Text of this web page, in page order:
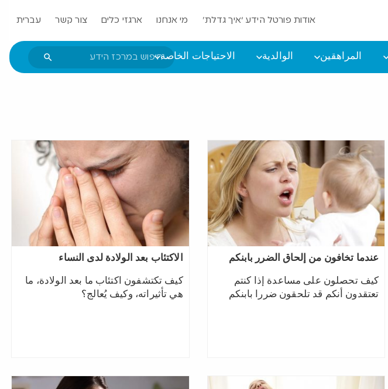
אודות פורטל הידע ‘איך גדלת’ מי אנחנו ארגזי כלים צור קשר עברית
المراهقين الوالدية الاحتياجات الخاصة
عندما تخافون من إلحاق الضرر بابنكم
كيف تحصلون على مساعدة إذا كنتم
تعتقدون أنكم قد تلحقون ضررا بابنكم
الاكتئاب بعد الولادة لدى النساء
كيف تكتشفون اكتئاب ما بعد الولادة، ما
هي تأثيراته، وكيف يُعالج؟